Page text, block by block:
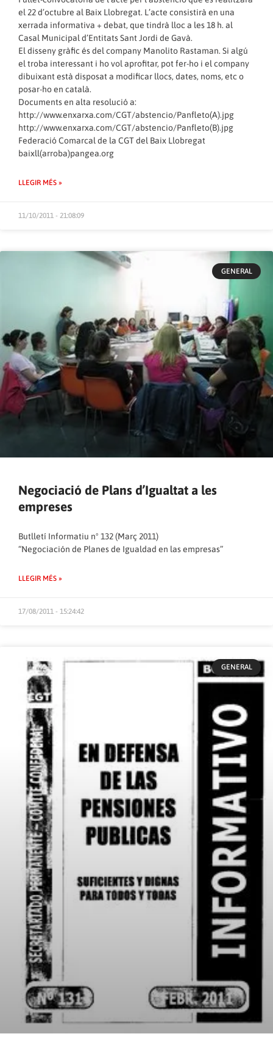
el 22 d’octubre al Baix Llobregat. L’acte consistirà en una
xerrada informativa + debat, que tindrà lloc a les 18 h. al
Casal Municipal d’Entitats Sant Jordi de Gavà.
El disseny gràfic és del company Manolito Rastaman. Si algú
el troba interessant i ho vol aprofitar, pot fer-ho i el company
dibuixant està disposat a modificar llocs, dates, noms, etc o
posar-ho en català.
Documents en alta resolució a:
http://www.enxarxa.com/CGT/abstencio/Panfleto(A).jpg
http://www.enxarxa.com/CGT/abstencio/Panfleto(B).jpg
Federació Comarcal de la CGT del Baix Llobregat
baixll(arroba)pangea.org
LLEGIR MÉS »
11/10/2011 - 21:08:09
GENERAL
Negociació de Plans d’Igualtat a les
empreses
Butlletí Informatiu nº 132 (Març 2011)
“Negociación de Planes de Igualdad en las empresas”
LLEGIR MÉS »
17/08/2011 - 15:24:42
GENERAL